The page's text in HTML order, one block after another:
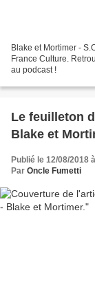
Blake et Mortimer -
France Culture.
au podcast !
Le feuilleton
Blake et
Publié le 12/08/2018
Par Oncle Fumetti